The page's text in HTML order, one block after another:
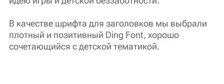
В качестве шрифта для заголовков мы выбрали
плотный и позитивный Ding Font, хорошо
сочетающийся с детской тематикой.